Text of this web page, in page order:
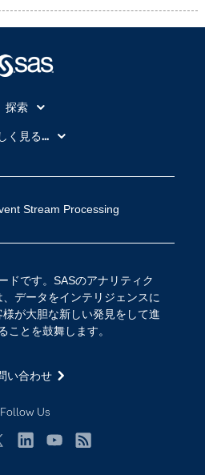
短いストリーム処理機能を結合
トフォームによる単一環境下で
Stream Processing
ドです。SASのアナリティク
データをインテリジェンスに
が大胆な新しい発見をして進
ことを鼓舞します。
い合わせ
Follow Us
探索
My SAS
を選ぶ理由
セシビリティ
サポート
ューション
レーニング
チュートリアル
企業
く見る...
コンピューティング
IoT